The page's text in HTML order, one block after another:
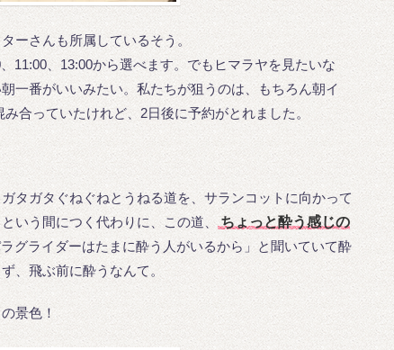
ーさんも所属しているそう。
11:00、13:00から選べます。でもヒマラヤを見たいな
一番がいいみたい。私たちが狙うのは、もちろん朝イ
合っていたけれど、2日後に予約がとれました。
タガタぐねぐねとうねる道を、サランコットに向かって
いう間につく代わりに、この道、 ちょっと酔う感じの
ラグライダーはたまに酔う人がいるから」と聞いていて酔
、飛ぶ前に酔うなんて。
景色！